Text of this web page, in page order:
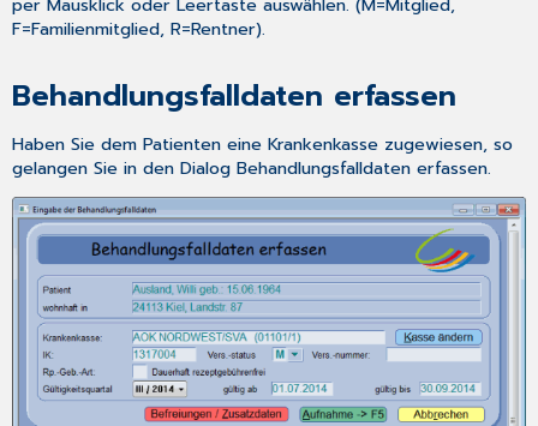
F=Familienmitglied, R=Rentner).
Behandlungsfalldaten erfassen
Haben Sie dem Patienten eine Krankenkasse zugewiesen, so
gelangen Sie in den DialogBehandlungsfalldaten erfassen.